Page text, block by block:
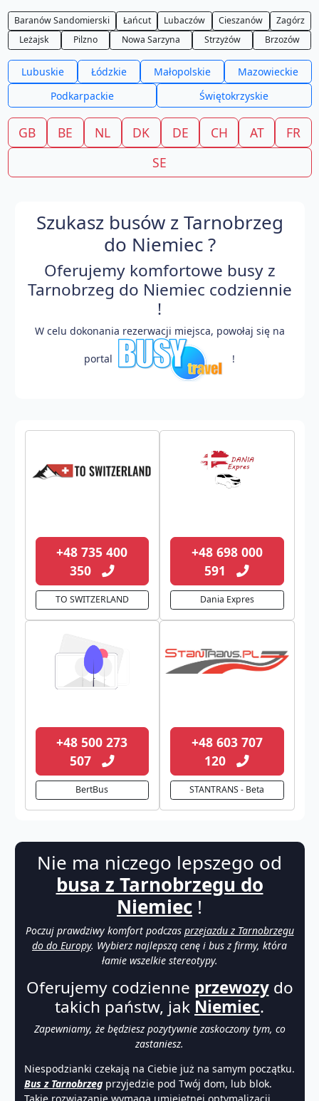
Baranów Sandomierski Łańcut Lubaczów Cieszanów
Zagórz
Leżajsk
Pilzno Nowa Sarzyna Strzyżów Brzozów
Lubuskie Łódzkie Małopolskie
Mazowieckie
Podkarpackie
Świętokrzyskie
GB BE NL DK DE CH AT
FR
SE
Szukasz busów z Tarnobrzeg
do Niemiec ?
Oferujemy komfortowe busy z
Tarnobrzeg do Niemiec codziennie
!
W celu dokonania rezerwacji miejsca, powołaj się na
portal !
+48 735 400
350
TO SWITZERLAND
+48 698 000
591
Dania Expres
+48 500 273
507
BertBus
+48 603 707
120
STANTRANS - Beta
Nie ma niczego lepszego od
busa z Tarnobrzegu do
Niemiec !
Poczuj prawdziwy komfort podczas przejazdu z Tarnobrzegu
do do Europy. Wybierz najlepszą cenę i bus z firmy, która
łamie wszelkie stereotypy.
Oferujemy codzienne przewozydo
takich państw, jak Niemiec.
Zapewniamy, że będziesz pozytywnie zaskoczony tym, co
zastaniesz.
Niespodzianki czekają na Ciebie już na samym początku.
Bus z Tarnobrzeg przyjedzie pod Twój dom, lub blok.